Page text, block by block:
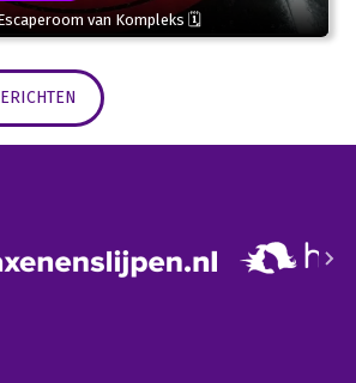
van Kompleks 🗓